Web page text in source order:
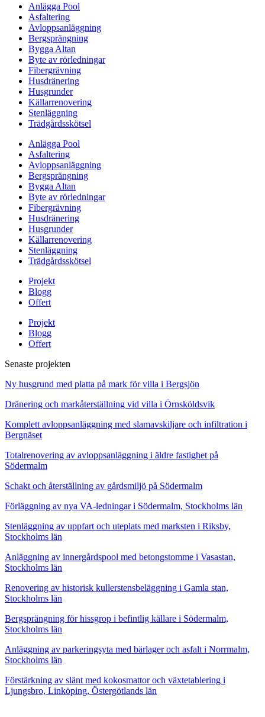
Anlägga Pool
Asfaltering
Avloppsanläggning
Bergsprängning
Bygga Altan
Byte av rörledningar
Fibergrävning
Husdränering
Husgrunder
Källarrenovering
Stenläggning
Trädgårdsskötsel
Anlägga Pool
Asfaltering
Avloppsanläggning
Bergsprängning
Bygga Altan
Byte av rörledningar
Fibergrävning
Husdränering
Husgrunder
Källarrenovering
Stenläggning
Trädgårdsskötsel
Projekt
Blogg
Offert
Projekt
Blogg
Offert
Senaste projekten
Ny husgrund med platta på mark för villa i Bergsjön
Dränering och markåterställning vid villa i Örnsköldsvik
Komplett avloppsanläggning med slamavskiljare och infiltration i
Bergnäset
Totalrenovering av avloppsanläggning i äldre fastighet på
Södermalm
Schakt och återställning av gårdsmiljö på Södermalm
Förläggning av nya VA-ledningar i Södermalm, Stockholms län
Stenläggning av uppfart och uteplats med marksten i Riksby,
Stockholms län
Anläggning av innergårdspool med betongstomme i Vasastan,
Stockholms län
Renovering av historisk kullerstensbeläggning i Gamla stan,
Stockholms län
Bergsprängning för hissgrop i befintlig källare i Södermalm,
Stockholms län
Anläggning av parkeringsyta med bärlager och asfalt i Norrmalm,
Stockholms län
Förstärkning av slänt med kokosmattor och växtetablering i
Ljungsbro, Linköping, Östergötlands län